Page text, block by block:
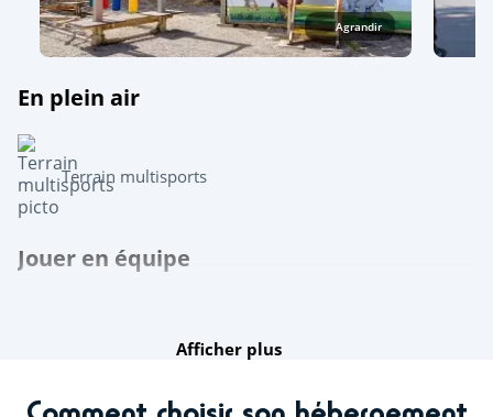
Agrandir
En plein air
Terrain multisports
Jouer en équipe
Découvrir
Afficher plus